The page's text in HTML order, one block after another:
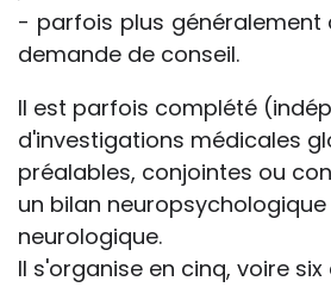
- parfois plus généralement
demande de conseil.
Il est parfois complété
d'investigations médicales
préalables, conjointes ou
un bilan
neurologique.
Il s'organise en cinq, voire six